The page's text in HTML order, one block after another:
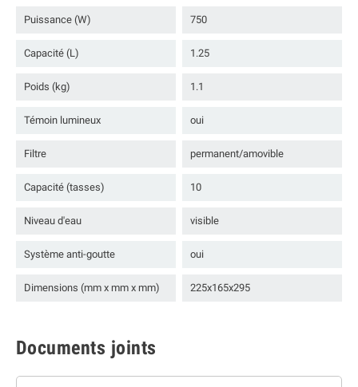
Puissance (W) 750
Capacité (L) 1.25
Poids (kg) 1.1
Témoin lumineux oui
Filtre permanent/amovible
Capacité (tasses) 10
Niveau d'eau visible
Système anti-goutte oui
Dimensions (mm x mm x mm) 225x165x295
Documents joints